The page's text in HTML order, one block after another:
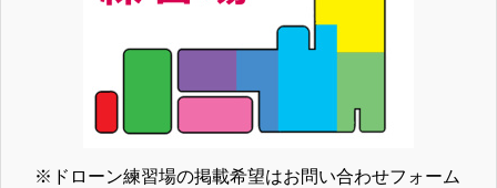
※ドローン練習場の掲載希望はお問い合わせフォーム